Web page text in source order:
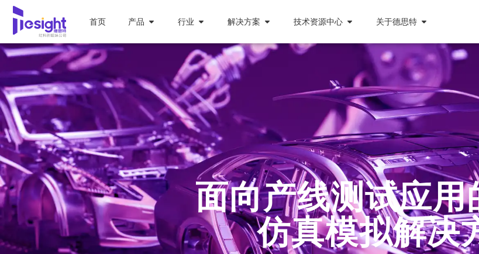
首页 产品 行业 解决方案 技术资源中心 关于德思特
面向产线测试应用
仿真模拟解决